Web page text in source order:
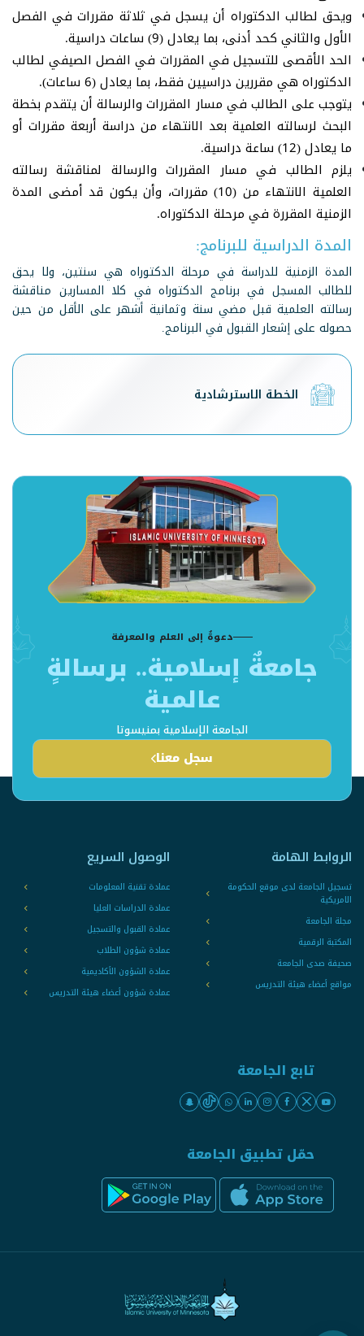
ويحق لطالب الدكتوراه أن يسجل في ثلاثة مقررات في الفصل
الأول والثاني كحد أدنى، بما يعادل (9) ساعات دراسية.
الحد الأقصى للتسجيل في المقررات في الفصل الصيفي لطالب
الدكتوراه هي مقررين دراسيين فقط، بما يعادل (6 ساعات).
يتوجب على الطالب في مسار المقررات والرسالة أن يتقدم بخطة
البحث لرسالته العلمية بعد الانتهاء من دراسة أربعة مقررات أو
ما يعادل (12) ساعة دراسية.
يلزم الطالب في مسار المقررات والرسالة لمناقشة رسالته
العلمية الانتهاء من (10) مقررات، وأن يكون قد أمضى المدة
الزمنية المقررة في مرحلة الدكتوراه.
المدة الدراسية للبرنامج:
المدة الزمنية للدراسة في مرحلة الدكتوراه هي سنتين، ولا يحق
للطالب المسجل في برنامج الدكتوراه في كلا المسارين مناقشة
رسالته العلمية قبل مضي سنة وثمانية أشهر على الأقل من حين
حصوله على إشعار القبول في البرنامج.
الخطة الاسترشادية
دعوةٌ إلى العلم والمعرفة
جامعةٌ إسلامية.. برسالةٍ
عالمية
الجامعة الإسلامية بمنيسوتا
سجل معنا
الروابط الهامة
تسجيل الجامعة لدى موقع الحكومة
الامريكية
مجلة الجامعة
المكتبة الرقمية
صحيفة صدى الجامعة
مواقع أعضاء هيئة التدريس
الوصول السريع
عمادة تقنية المعلومات
عمادة الدراسات العليا
عمادة القبول والتسجيل
عمادة شؤون الطلاب
عمادة الشؤون الأكاديمية
عمادة شؤون أعضاء هيئة التدريس
تابع الجامعة
حمّل تطبيق الجامعة